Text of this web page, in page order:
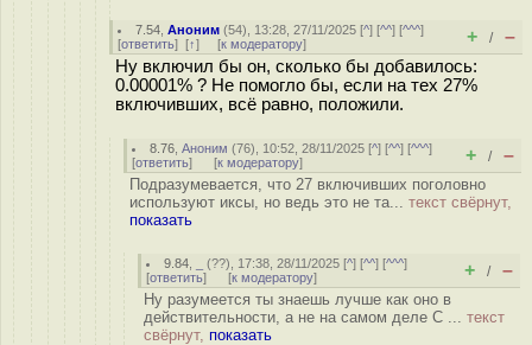
7.54 ,Аноним (54), 13:28, 27/11/2025 [^] [^^] [^^^]
[ответить] [↑] [к модератору] + / –
Ну включил бы он, сколько бы добавилось:
0.00001% ? Не помогло бы, если на тех 27%
включивших, всё равно, положили.
8.76 ,Аноним (76), 10:52, 28/11/2025 [^] [^^] [^^^]
[ответить] [к модератору] + / –
Подразумевается, что 27 включивших поголовно
используют иксы, но ведь это не та... текст свёрнут,
показать
9.84 (??), 17:38, 28/11/2025 [^] [^^] [^^^]
[ответить] [к модератору] + / –
Ну разумеется ты знаешь лучше как оно в
действительности, а не на самом деле С ... текст
свёрнут, показать